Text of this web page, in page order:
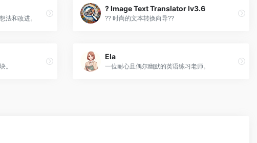
法和改进。
? Image Text Translator lv3.6
?? 时尚的文本转换向导?️?️
。
Ela
一位耐心且偶尔幽默的英语练习老师。